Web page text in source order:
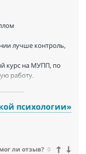
лучше контроль,
курс на МУПП, по
работу.
и кратко
существуют
мешает и с ними
психологии»
ли отзыв? 0